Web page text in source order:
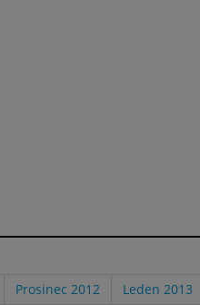
Prosinec 2012 Leden 2013